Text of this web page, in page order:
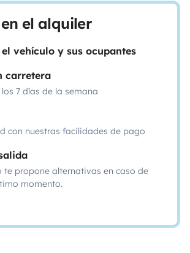
el alquiler
vehículo y sus ocupantes
carretera
7 días de la semana
con nuestras facilidades de pago
te propone alternativas en caso de
momento.